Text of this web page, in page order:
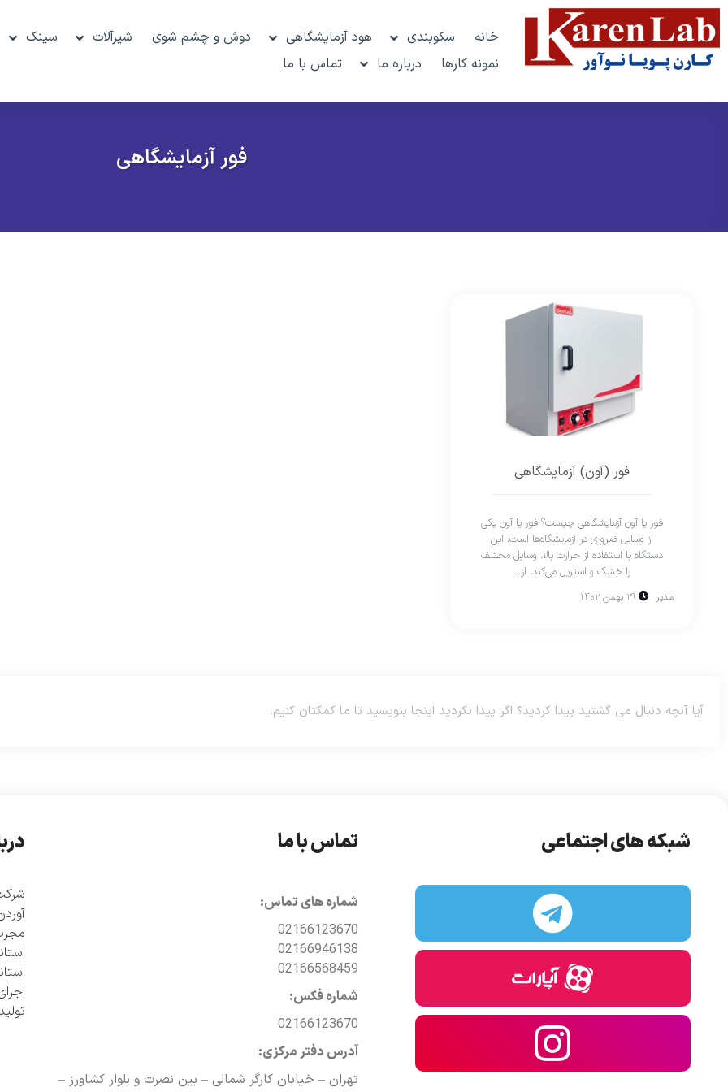
خانه سکوبندی هود آزمایشگاهی دوش و چشم شوی شیرآلات سینک
نمونه کارها
درباره ما تماس با ما
فور آزمایشگاهی
فور (آون) آزمایشگاهی
فور یا آون آزمایشگاهی چیست؟ فور یا آون یکی
از وسایل ضروری در آزمایشگاه‌ها است. این
دستگاه با استفاده از حرارت بالا، وسایل مختلف
را خشک و استریل می‌کند. از...
مدیر
شبکه های اجتماعی تماس با ما
شماره های تماس:
02166123670
02166946138
02166568459
شماره فکس:
02166123670
آدرس دفتر مرکزی:
تهران – خیابان کارگر شمالی – بین نصرت و بلوار کشاورز –